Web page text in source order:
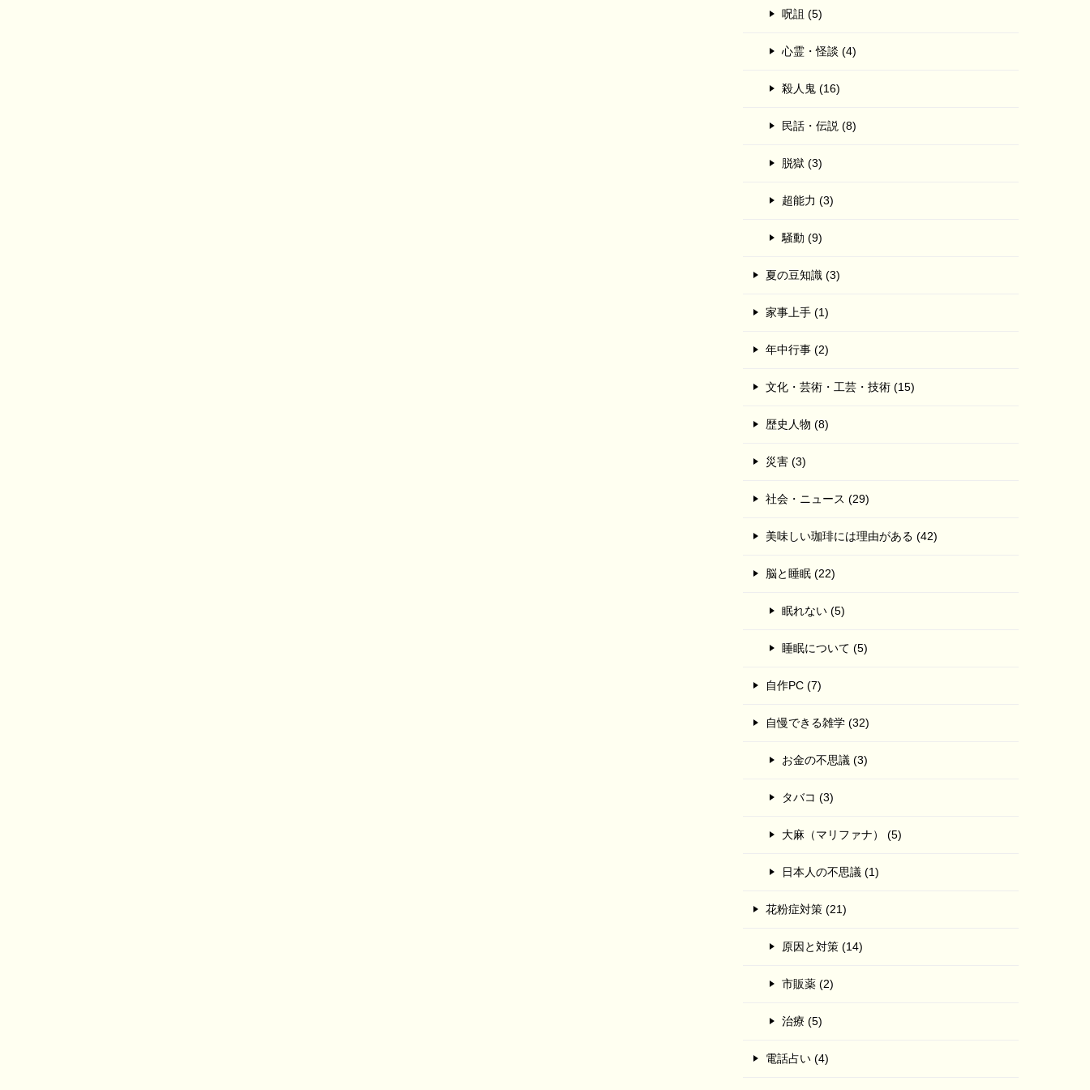
呪詛 (5)
心霊・怪談 (4)
殺人鬼 (16)
民話・伝説 (8)
脱獄 (3)
超能力 (3)
騒動 (9)
夏の豆知識 (3)
家事上手 (1)
年中行事 (2)
文化・芸術・工芸・技術 (15)
歴史人物 (8)
災害 (3)
社会・ニュース (29)
美味しい珈琲には理由がある (42)
脳と睡眠 (22)
眠れない (5)
睡眠について (5)
自作PC (7)
自慢できる雑学 (32)
お金の不思議 (3)
タバコ (3)
大麻（マリファナ） (5)
日本人の不思議 (1)
花粉症対策 (21)
原因と対策 (14)
市販薬 (2)
治療 (5)
電話占い (4)